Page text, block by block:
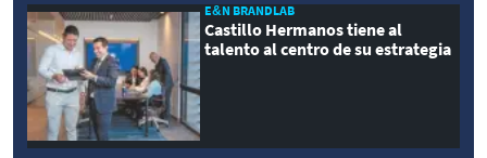
E&N BRANDLAB
Castillo Hermanos tiene al
talento al centro de su estrategia